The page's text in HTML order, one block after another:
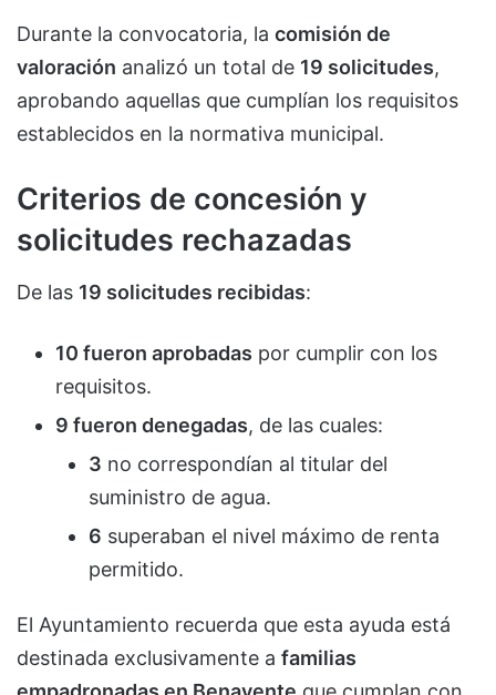
Durante la convocatoria, la comisión de
valoración analizó un total de 19 solicitudes,
aprobando aquellas que cumplían los requisitos
establecidos en la normativa municipal.
Criterios de concesión y
solicitudes rechazadas
De las 19 solicitudes recibidas:
10 fueron aprobadas por cumplir con los
requisitos.
9 fueron denegadas, de las cuales:
3 no correspondían al titular del
suministro de agua.
6 superaban el nivel máximo de renta
permitido.
El Ayuntamiento recuerda que esta ayuda está
destinada exclusivamente a familias